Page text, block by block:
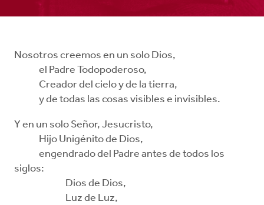
Nosotros creemos en un solo Dios,
el Padre Todopoderoso,
Creador del cielo y de la tierra,
y de todas las cosas visibles e invisibles.
Y en un solo Señor, Jesucristo,
Hijo Unigénito de Dios,
engendrado del Padre antes de todos los
siglos:
Dios de Dios,
Luz de Luz,